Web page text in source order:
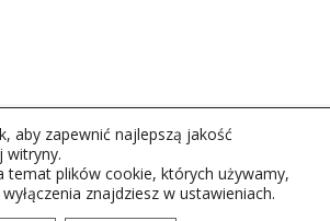
Radio Rzeszów S.A. w likwidacj.
aby zapewnić najlepszą jakość
witryny.
temat plików cookie, których używamy,
znajdziesz w ustawieniach.